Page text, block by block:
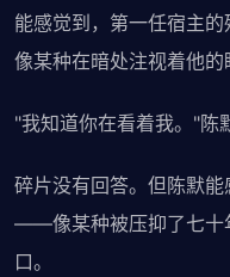
能感觉到，第一任宿主的
像某种在暗处注视着他的
"我知道你在看着我。"陈
碎片没有回答。但陈默
——像某种被压抑了七十
口。